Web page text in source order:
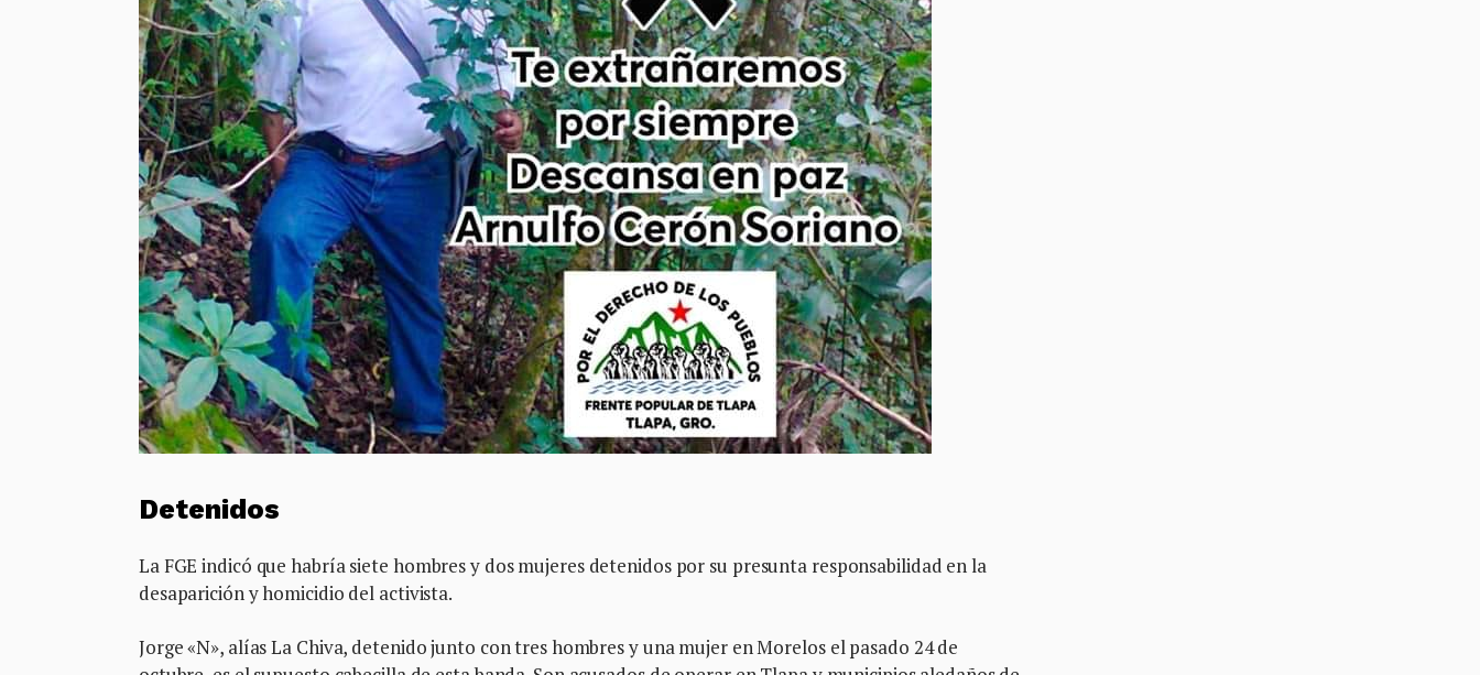
Detenidos
La FGE indicó que habría siete hombres y dos mujeres detenidos por su presunta responsabilidad en la
desaparición y homicidio del activista.
Jorge «N», alías La Chiva, detenido junto con tres hombres y una mujer en Morelos el pasado 24 de